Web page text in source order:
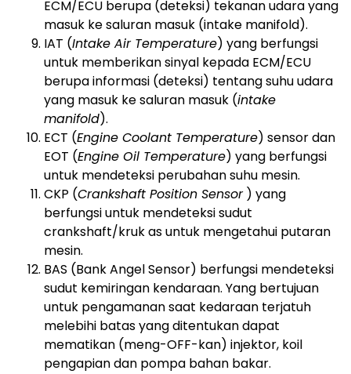
ECM/ECU berupa (deteksi) tekanan udara yang
masuk ke saluran masuk (intake manifold).
IAT (Intake Air Temperature) yang berfungsi
untuk memberikan sinyal kepada ECM/ECU
berupa informasi (deteksi) tentang suhu udara
yang masuk ke saluran masuk (intake
manifold).
ECT (Engine Coolant Temperature) sensor dan
EOT (Engine Oil Temperature) yang berfungsi
untuk mendeteksi perubahan suhu mesin.
CKP (Crankshaft Position Sensor) yang
berfungsi untuk mendeteksi sudut
crankshaft/kruk as untuk mengetahui putaran
mesin.
BAS (Bank Angel Sensor) berfungsi mendeteksi
sudut kemiringan kendaraan. Yang bertujuan
untuk pengamanan saat kedaraan terjatuh
melebihi batas yang ditentukan dapat
mematikan (meng-OFF-kan) injektor, koil
pengapian dan pompa bahan bakar.